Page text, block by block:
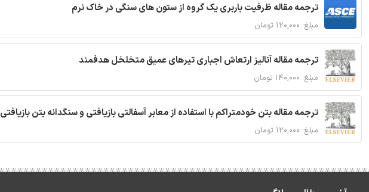
ترجمه مقاله ظرفیت باربری یک گروه از ستون های سنگی در خاک نرم
مبلغ: ۱۲۰,۰۰۰ تومان
ترجمه مقاله آنالیز ارتعاش اجباری تیرهای عمیق متخلخل هدفمند
مبلغ: ۱۴۰,۰۰۰ تومان
ترجمه مقاله بتن خودمتراکم با استفاده از معابر آسفالتی بازیافتی و سنگدانه بتن بازیافتی
مبلغ: ۱۲۰,۰۰۰ تومان